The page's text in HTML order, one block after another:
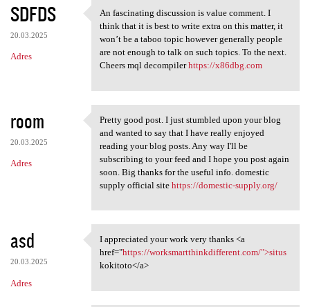
SDFDS
20.03.2025
Adres
An fascinating discussion is
An fascinating discussion is value comment. I
think that it is best to write extra on this matter, it
won’t be a taboo topic however generally people
are not enough to talk on such topics. To the next.
Cheers mql decompilerhttps://x86dbg.com
room
20.03.2025
Adres
Pretty good post. I just
Pretty good post. I just stumbled upon your blog
and wanted to say that I have really enjoyed
reading your blog posts. Any way I'll be
subscribing to your feed and I hope you post again
soon. Big thanks for the useful info. domestic
supply official site https://domestic-supply.org/
asd
20.03.2025
Adres
I appreciated your work very
I appreciated your work very thanks <a
href="https://worksmartthinkdifferent.com/">situs
kokitoto</a>